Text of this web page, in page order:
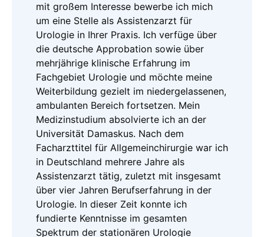
mit großem Interesse bewerbe ich mich
um eine Stelle als Assistenzarzt für
Urologie in Ihrer Praxis. Ich verfüge über
die deutsche Approbation sowie über
mehrjährige klinische Erfahrung im
Fachgebiet Urologie und möchte meine
Weiterbildung gezielt im niedergelassenen,
ambulanten Bereich fortsetzen. Mein
Medizinstudium absolvierte ich an der
Universität Damaskus. Nach dem
Facharzttitel für Allgemeinchirurgie war ich
in Deutschland mehrere Jahre als
Assistenzarzt tätig, zuletzt mit insgesamt
über vier Jahren Berufserfahrung in der
Urologie. In dieser Zeit konnte ich
fundierte Kenntnisse im gesamten
Spektrum der stationären Urologie